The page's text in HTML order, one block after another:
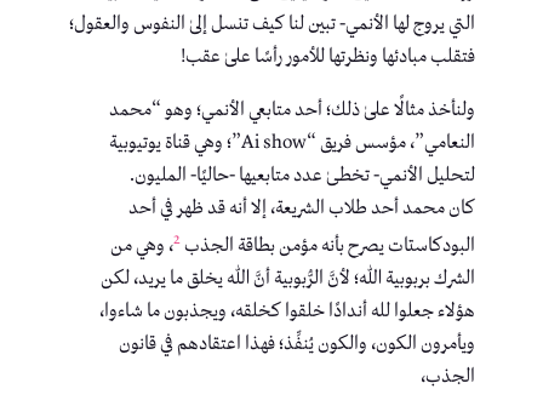
التي يروج لها الأنمي- تبين لنا كيف تنسل إلىٰ النفوس والعقول؛
فتقلب مبادئها ونظرتها للأمور رأسًا علىٰ عقب!
ولنأخذ مثالًا علىٰ ذلك؛ أحد متابعي الأنمي؛ وهو “محمد
النعامي”، مؤسس فريق “Ai show”؛ وهي قناة يوتيوبية
لتحليل الأنمي- تخطىٰ عدد متابعيها -حاليًا- المليون.
كان محمد أحد طلاب الشريعة، إلا أنه قد ظهر في أحد
البودكاستات يصرح بأنه مؤمن بطاقة الجذب 2، وهي من
الشرك بربوبية الله؛ لأنَّ الرُّبوبية أنَّ الله يخلق ما يريد، لكن
هؤلاء جعلوا لله أندادًا خلقوا كخلقه، ويجذبون ما شاءوا،
ويأمرون الكون، والكون يُنفِّذ؛ فهذا اعتقادهم في قانون
الجذب،